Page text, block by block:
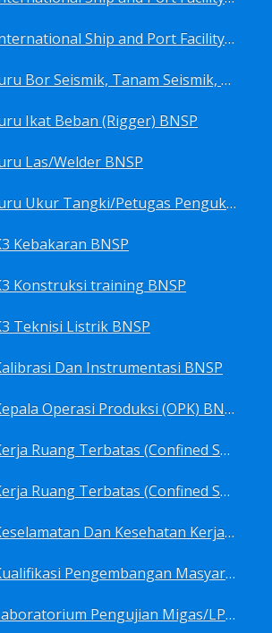
Sertifikasi International Ship and Port Facility Security Code/ISPS Code training for Security Area Manager BNSP
Sertifikasi Juru Bor Seismik, Tanam Seismik, Tembak Seismik BNSP
Ikat Beban (Rigger) BNSP
Las/Welder BNSP
Sertifikasi Juru Ukur Tangki/Petugas Pengukur Tangki Migas BNSP
Kebakaran BNSP
Konstruksi training BNSP
Teknisi Listrik BNSP
Dan Instrumentasi BNSP
Sertifikasi Kepala Operasi Produksi (OPK) BNSP
Sertifikasi Kerja Ruang Terbatas (Confined Spaces)-Ahli Muda Ruang Terbatas (AMURT/Supervisor) BNSP
Sertifikasi Kerja Ruang Terbatas (Confined Spaces)-Teknisi Ruang Terbatas (TRT/Entrants) BNSP
Sertifikasi Keselamatan Dan Kesehatan Kerja BNSP
Sertifikasi Kualifikasi Pengembangan Masyarakat BNSP
Sertifikasi Laboratorium Pengujian Migas/LPM BNSP